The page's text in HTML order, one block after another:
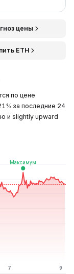
цены
ETH
по цене
за последние 24
и slightly upward